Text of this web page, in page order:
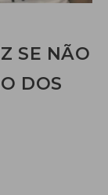
SE NÃO
DOS